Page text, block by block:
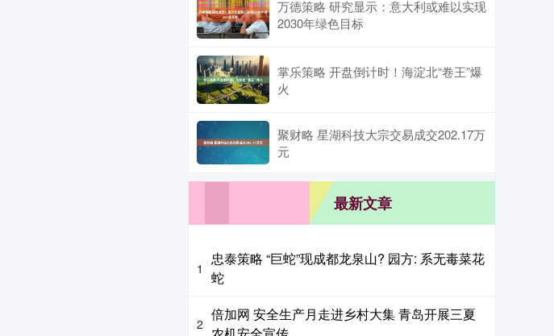
万德策略 研究显示：意大利或难以实现
2030年绿色目标
掌乐策略 开盘倒计时！海淀北“卷王”爆
火
聚财略 星湖科技大宗交易成交202.17万
元
最新文章
1
忠泰策略 “巨蛇”现成都龙泉山? 园方: 系无毒菜花
蛇
2
倍加网 安全生产月走进乡村大集 青岛开展三夏